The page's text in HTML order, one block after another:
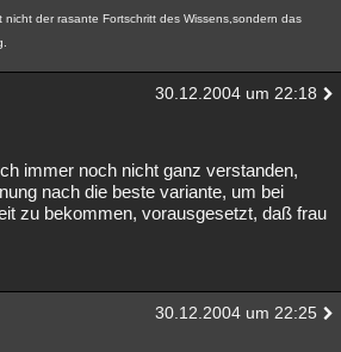
nicht der rasante Fortschritt des Wissens,sondern das
30.12.2004 um 22:18
immer noch nicht ganz verstanden,
nach die beste variante, um bei
zu bekommen, vorausgesetzt, daß frau
30.12.2004 um 22:25